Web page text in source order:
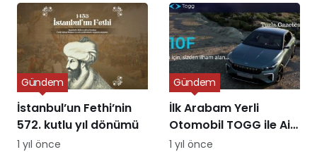
İstanbul’un Fethi’nin
572. kutlu yıl dönümü
Gündem
1 yıl önce
İlk Arabam Yerli
Otomobil TOGG ile Aile
Destek Programı
Gündem
1 yıl önce